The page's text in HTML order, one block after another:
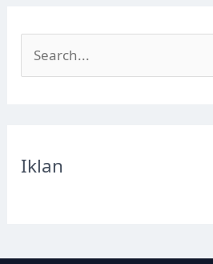
e
c
Iklan